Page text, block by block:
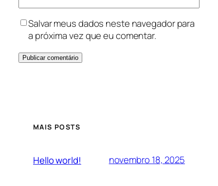
Salvar meus dados neste navegador para
a próxima vez que eu comentar.
MAIS POSTS
Hello world! novembro 18, 2025